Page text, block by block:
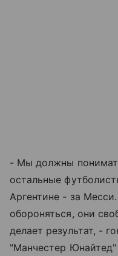
- Мы должны
остальные
Аргентине - за
обороняться, они
делает результат, -
"Манчестер